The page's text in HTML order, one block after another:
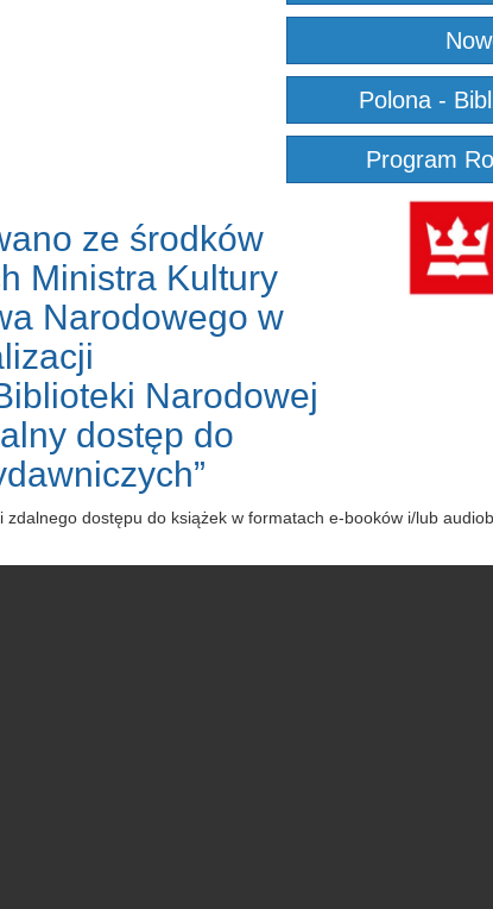
Polona -
Program
ze środków
Ministra Kultury
Narodowego w
Narodowej
dostęp do
dostępu do książek w formatach e-booków i/lub